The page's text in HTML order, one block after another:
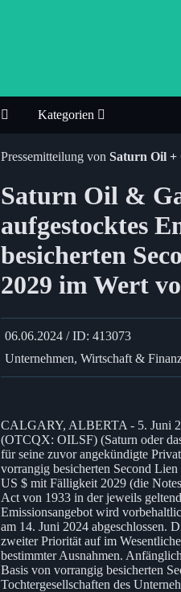
Kategorien
Pressemitteilung von Saturn Oil +
Saturn Oil &
aufgestocktes
besicherten
2029 im Wert vo
06.06.2024 / ID: 413073
Unternehmen, Wirtschaft &
CALGARY, ALBERTA - 5. Juni
(OTCQX: OILSF) (Saturn oder
für seine zuvor angekündigte
vorrangig besicherten Second
US $ mit Fälligkeit 2029 (die
Act von 1933 in der jeweils
Emissionsangebot wird
am 14. Juni 2024 abgeschlossen.
zweiter Priorität auf im
bestimmter Ausnahmen.
Basis von vorrangig besicherten
Tochtergesellschaften des